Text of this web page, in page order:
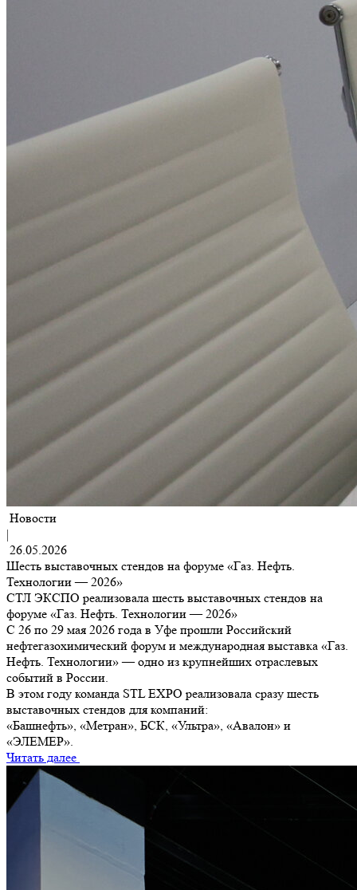
Новости
|
26.05.2026
Шесть выставочных стендов на форуме «Газ. Нефть.
Технологии — 2026»
СТЛ ЭКСПО реализовала шесть выставочных стендов на
форуме «Газ. Нефть. Технологии — 2026»
С 26 по 29 мая 2026 года в Уфе прошли Российский
нефтегазохимический форум и международная выставка «Газ.
Нефть. Технологии» — одно из крупнейших отраслевых
событий в России.
В этом году команда STL EXPO реализовала сразу шесть
выставочных стендов для компаний:
«Башнефть», «Метран», БСК, «Ультра», «Авалон» и
«ЭЛЕМЕР».
Читать далее